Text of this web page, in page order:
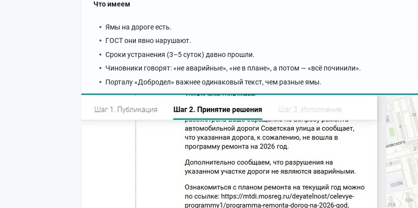
Что имеем
Ямы на дороге есть.
ГОСТ они явно нарушают.
Сроки устранения (3–5 суток) давно прошли.
Чиновники говорят: «не аварийные», «не в плане», а потом — «всё починили».
Порталу «Добродел» важнее одинаковый текст, чем разные ямы.